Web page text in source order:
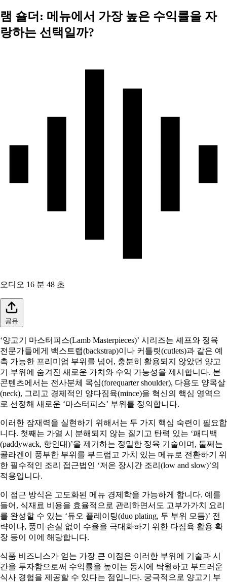
램 숄더: 메뉴에서 가장 높은 수익률을 자
랑하는 선택일까?
오디오 16 분 48 초
공유
‘양고기 마스터피스(Lamb Masterpieces)’ 시리즈는 셰프와 정육
전문가들에게 백스트랩(backstrap)이나 커틀릿(cutlets)과 같은 예
측 가능한 프리미엄 부위를 넘어, 충분히 활용되지 않았던 양고
기 부위에 숨겨진 새로운 가치와 수익 가능성을 제시합니다. 본
콘텐츠에서는 전사분체 목심(forequarter shoulder), 다용도 양목살
(neck), 그리고 경제적인 양다짐육(mince)을 혁신의 핵심 영역으
로 선정해 새로운 ‘마스터피스’ 부위를 정의합니다.
이러한 잠재력을 실현하기 위해서는 두 가지 핵심 숙련이 필요합
니다. 첫째는 가열 시 분해되지 않는 질기고 탄력 있는 ‘패디백
(paddywack, 항인대)’을 제거하는 정밀한 정육 기술이며, 둘째는
콜라겐이 풍부한 부위를 부드럽고 가치 있는 메뉴로 전환하기 위
한 필수적인 조리 접근법인 ‘저온 장시간 조리(low and slow)’의
적용입니다.
이 접근 방식은 고도화된 메뉴 경제학을 가능하게 합니다. 예를
들어, 식재료 비용을 효율적으로 관리하면서도 고부가가치 요리
를 완성할 수 있는 ‘듀오 플레이팅(duo plating, 두 부위 모듬)’ 전
략이나, 풍미 손실 없이 수율을 극대화하기 위한 다짐육 활용 확
장 등이 이에 해당합니다.
식품 비즈니스가 얻는 가장 큰 이점은 이러한 부위에 기술과 시
간을 투자함으로써 수익률을 높이는 동시에 탁월하고 부드러운
식사 경험을 제공할 수 있다는 점입니다. 궁극적으로 양고기 부